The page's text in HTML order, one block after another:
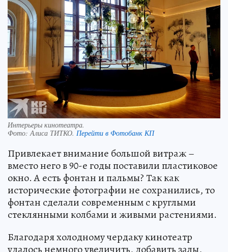
Интерьеры кинотеатра.
Фото: Алиса ТИТКО. Перейти в Фотобанк КП
Привлекает внимание большой витраж –
вместо него в 90-е годы поставили пластиковое
окно. А есть фонтан и пальмы? Так как
исторические фотографии не сохранились, то
фонтан сделали современным с круглыми
стеклянными колбами и живыми растениями.
Благодаря холодному чердаку кинотеатр
удалось немного увеличить, добавить залы,